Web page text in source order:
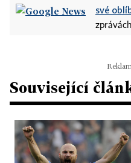
své
Související